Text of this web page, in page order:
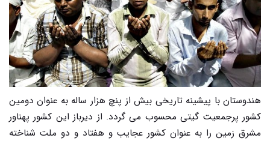
هندوستان با پیشینه تاریخی بیش از پنچ هزار ساله به عنوان دومین
کشور پرجمعیت گیتی محسوب می گردد. از دیرباز این کشور پهناور
مشرق زمین را به عنوان کشور عجایب و هفتاد و دو ملت شناخته